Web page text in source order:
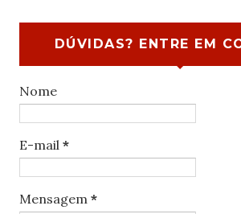
DÚVIDAS? ENTRE EM
Nome
E-mail *
Mensagem *